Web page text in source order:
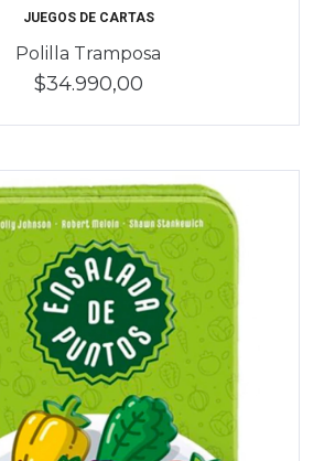
JUEGOS DE CARTAS
Polilla Tramposa
$34.990,00